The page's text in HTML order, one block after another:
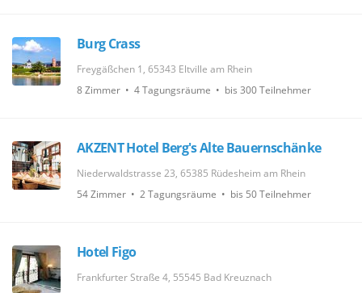
Burg Crass
Freygäßchen 1, 65343 Eltville am Rhein
8 Zimmer • 4 Tagungsräume • bis 300 Teilnehmer
AKZENT Hotel Berg's Alte Bauernschänke
Niederwaldstrasse 23, 65385 Rüdesheim am Rhein
54 Zimmer • 2 Tagungsräume • bis 50 Teilnehmer
Hotel Figo
Frankfurter Straße 4, 55545 Bad Kreuznach